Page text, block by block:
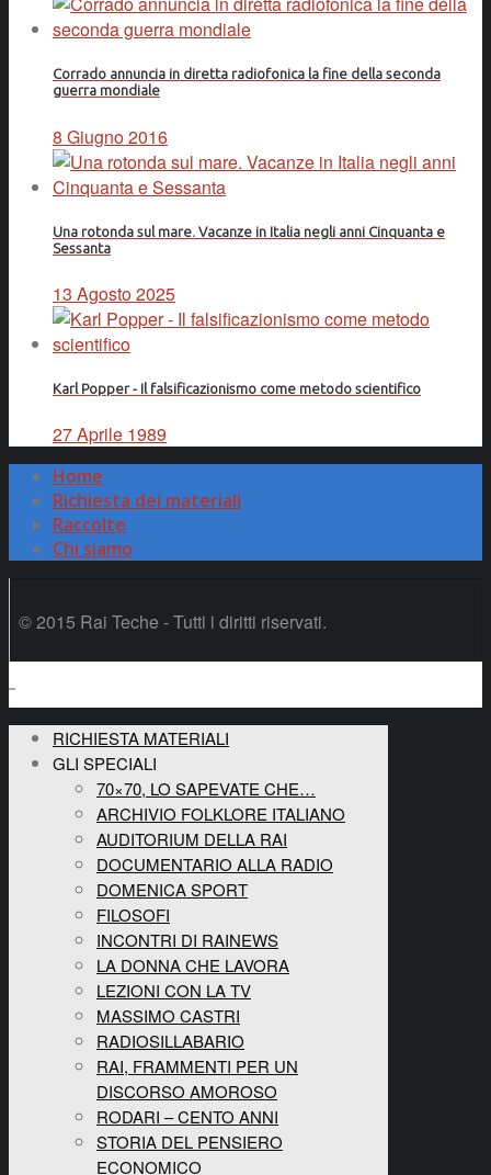
Corrado annuncia in diretta radiofonica la fine della seconda
guerra mondiale
8 Giugno 2016
Una rotonda sul mare. Vacanze in Italia negli anni Cinquanta e
Sessanta
13 Agosto 2025
Karl Popper - Il falsificazionismo come metodo scientifico
27 Aprile 1989
Home
Richiesta dei materiali
Raccolte
Chi siamo
© 2015 Rai Teche - Tutti i diritti riservati.
RICHIESTA MATERIALI
GLI SPECIALI
70×70, LO SAPEVATE CHE…
ARCHIVIO FOLKLORE ITALIANO
AUDITORIUM DELLA RAI
DOCUMENTARIO ALLA RADIO
DOMENICA SPORT
FILOSOFI
INCONTRI DI RAINEWS
LA DONNA CHE LAVORA
LEZIONI CON LA TV
MASSIMO CASTRI
RADIOSILLABARIO
RAI, FRAMMENTI PER UN
DISCORSO AMOROSO
RODARI – CENTO ANNI
STORIA DEL PENSIERO
ECONOMICO